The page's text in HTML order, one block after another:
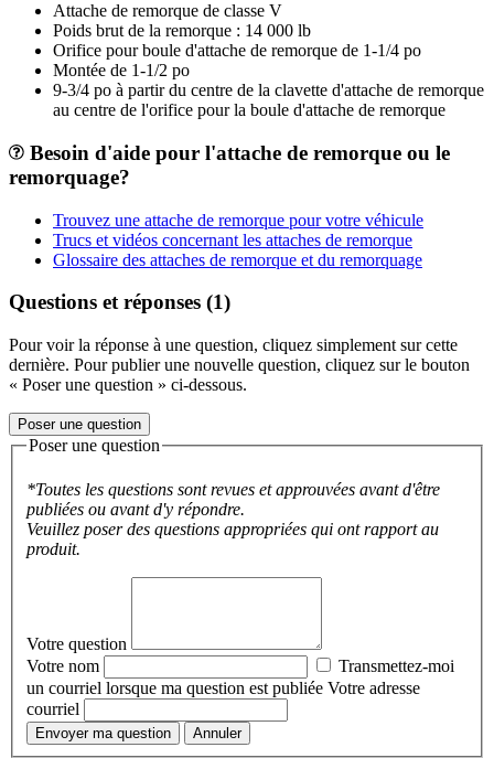
Attache de remorque de classe V
Poids brut de la remorque : 14 000 lb
Orifice pour boule d'attache de remorque de 1-1/4 po
Montée de 1-1/2 po
9-3/4 po à partir du centre de la clavette d'attache de remorque
au centre de l'orifice pour la boule d'attache de remorque
Besoin d'aide pour l'attache de remorque ou le
remorquage?
Trouvez une attache de remorque pour votre véhicule
Trucs et vidéos concernant les attaches de remorque
Glossaire des attaches de remorque et du remorquage
Questions et réponses (1)
Pour voir la réponse à une question, cliquez simplement sur cette
dernière. Pour publier une nouvelle question, cliquez sur le bouton
« Poser une question » ci-dessous.
Poser une question
Poser une question
*Toutes les questions sont revues et approuvées avant d'être
publiées ou avant d'y répondre.
Veuillez poser des questions appropriées qui ont rapport au
produit.
Votre question
Votre nom
Transmettez-moi
un courriel lorsque ma question est publiée Votre adresse
courriel
Envoyer ma question Annuler